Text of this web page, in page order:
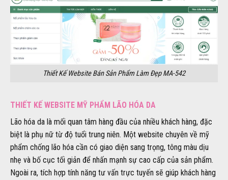
Thiết Kế Website Bán Sản Phẩm Làm Đẹp MA-542
THIẾT KẾ WEBSITE MỸ PHẨM LÃO HÓA DA
Lão hóa da là mối quan tâm hàng đầu của nhiều khách hàng, đặc
biệt là phụ nữ từ độ tuổi trung niên. Một website chuyên về mỹ
phẩm chống lão hóa cần có giao diện sang trọng, tông màu dịu
nhẹ và bố cục tối giản để nhấn mạnh sự cao cấp của sản phẩm.
Ngoài ra, tích hợp tính năng tư vấn trực tuyến sẽ giúp khách hàng